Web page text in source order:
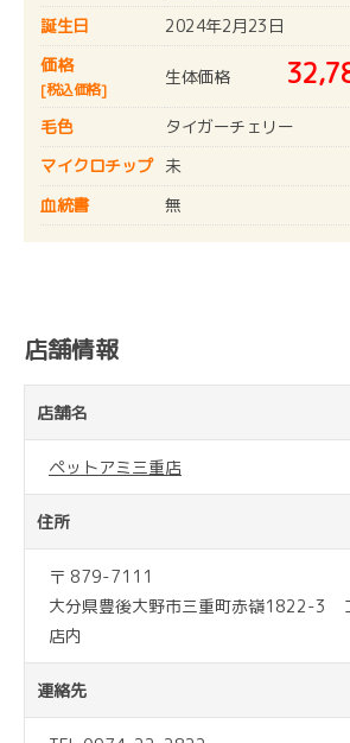
誕生日
2024年2月23日
価格
[税込価格]
生体価格
毛色
タイガーチェリー
マイクロチップ
未
血統書
無
店舗情報
店舗名
ペットアミ三重店
住所
〒 879-7111
大分県豊後大野市三重町赤嶺1822-3
店内
連絡先